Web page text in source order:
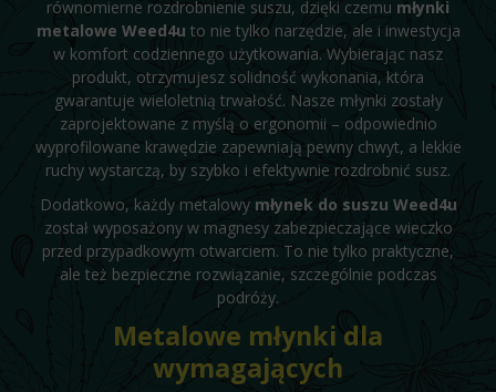
równomierne rozdrobnienie suszu, dzięki czemu młynki
metalowe Weed4u to nie tylko narzędzie, ale i inwestycja
w komfort codziennego użytkowania. Wybierając nasz
produkt, otrzymujesz solidność wykonania, która
gwarantuje wieloletnią trwałość. Nasze młynki zostały
zaprojektowane z myślą o ergonomii – odpowiednio
wyprofilowane krawędzie zapewniają pewny chwyt, a lekkie
ruchy wystarczą, by szybko i efektywnie rozdrobnić susz.
Dodatkowo, każdy metalowy młynek do suszu Weed4u
został wyposażony w magnesy zabezpieczające wieczko
przed przypadkowym otwarciem. To nie tylko praktyczne,
ale też bezpieczne rozwiązanie, szczególnie podczas
podróży.
Metalowe młynki dla
wymagających